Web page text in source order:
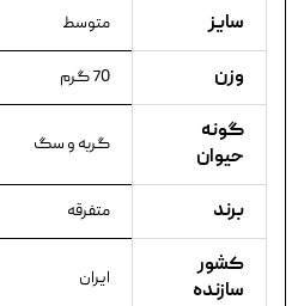
سایز متوسط
وزن 70 گرم
گونه
حیوان
گربه و سگ
برند متفرقه
کشور
سازنده
ایران